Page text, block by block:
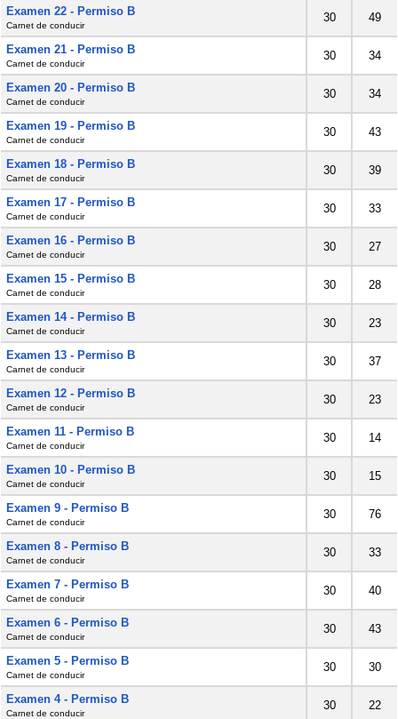
Examen 22 - Permiso B
Carnet de conducir
30 49
Examen 21 - Permiso B
Carnet de conducir
30 34
Examen 20 - Permiso B
Carnet de conducir
30 34
Examen 19 - Permiso B
Carnet de conducir
30 43
Examen 18 - Permiso B
Carnet de conducir
30 39
Examen 17 - Permiso B
Carnet de conducir
30 33
Examen 16 - Permiso B
Carnet de conducir
30 27
Examen 15 - Permiso B
Carnet de conducir
30 28
Examen 14 - Permiso B
Carnet de conducir
30 23
Examen 13 - Permiso B
Carnet de conducir
30 37
Examen 12 - Permiso B
Carnet de conducir
30 23
Examen 11 - Permiso B
Carnet de conducir
30 14
Examen 10 - Permiso B
Carnet de conducir
30 15
Examen 9 - Permiso B
Carnet de conducir
30 76
Examen 8 - Permiso B
Carnet de conducir
30 33
Examen 7 - Permiso B
Carnet de conducir
30 40
Examen 6 - Permiso B
Carnet de conducir
30 43
Examen 5 - Permiso B
Carnet de conducir
30 30
Examen 4 - Permiso B
Carnet de conducir
30 22